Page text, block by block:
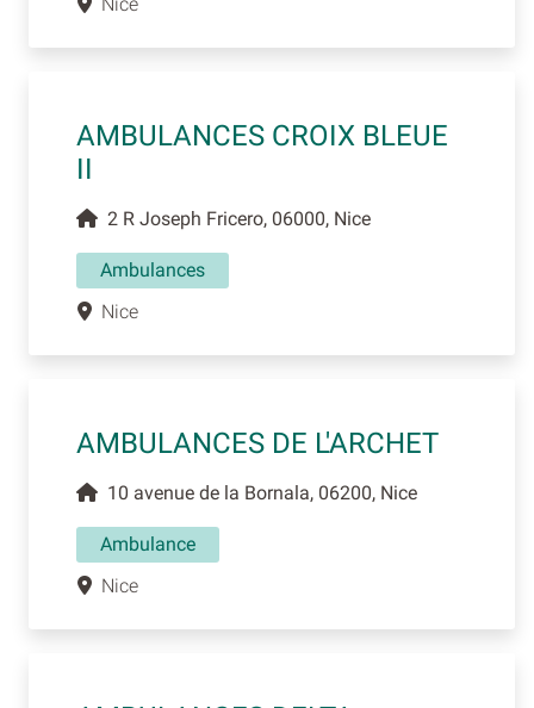
AMBULANCES CROIX BLEUE
II
2 R Joseph Fricero, 06000, Nice
Ambulances
Nice
AMBULANCES DE L'ARCHET
10 avenue de la Bornala, 06200, Nice
Ambulance
Nice